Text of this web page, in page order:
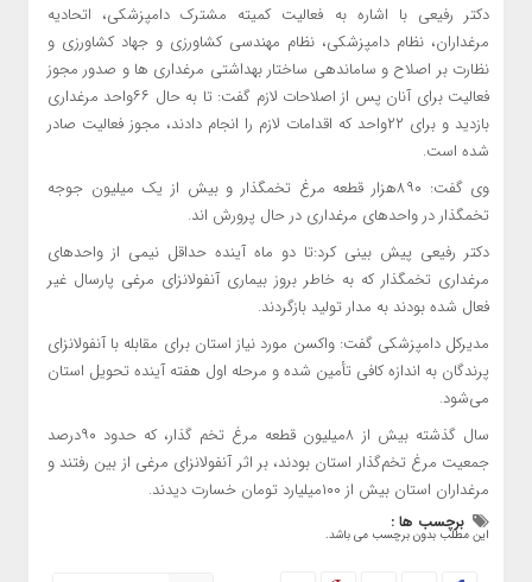
دکتر رفیعی با اشاره به فعالیت کمیته مشترک دامپزشکی، اتحادیه
مرغداران، نظام دامپزشکی، نظام مهندسی کشاورزی و جهاد کشاورزی و
نظارت بر اصلاح و ساماندهی ساختار بهداشتی مرغداری ها و صدور مجوز
فعالیت برای آنان پس از اصلاحات لازم گفت: تا به حال ۶۶واحد مرغداری
بازدید و برای ۲۲واحد که اقدامات لازم را انجام دادند، مجوز فعالیت صادر
شده است.
وی گفت: ۸۹۰هزار قطعه مرغ تخمگذار و بیش از یک میلیون جوجه
تخمگذار در واحدهای مرغداری در حال پرورش اند.
دکتر رفیعی پیش بینی کرد:تا دو ماه آینده حداقل نیمی از واحدهای
مرغداری تخمگذار که به خاطر بروز بیماری آنفولانزای مرغی پارسال غیر
فعال شده بودند به مدار تولید بازگردند.
مدیرکل دامپزشکی گفت: واکسن مورد نیاز استان برای مقابله با آنفولانزای
پرندگان به اندازه کافی تأمین شده و مرحله اول هفته آینده تحویل استان
می‌شود.
سال گذشته بیش از ۸میلیون قطعه مرغ تخم گذار، که حدود ۹۰درصد
جمعیت مرغ تخم‌گذار استان بودند، بر اثر آنفولانزای مرغی از بین رفتند و
مرغداران استان بیش از ۱۰۰میلیارد تومان خسارت دیدند.
برچسب ها :
این مطلب بدون برچسب می باشد.